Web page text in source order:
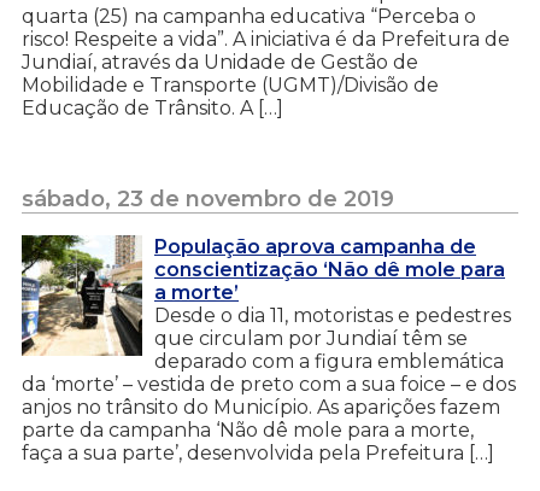
quarta (25) na campanha educativa “Perceba o
risco! Respeite a vida”. A iniciativa é da Prefeitura de
Jundiaí, através da Unidade de Gestão de
Mobilidade e Transporte (UGMT)/Divisão de
Educação de Trânsito. A […]
sábado, 23 de novembro de 2019
População aprova campanha de
conscientização ‘Não dê mole para
a morte’
Desde o dia 11, motoristas e pedestres
que circulam por Jundiaí têm se
deparado com a figura emblemática
da ‘morte’ – vestida de preto com a sua foice – e dos
anjos no trânsito do Município. As aparições fazem
parte da campanha ‘Não dê mole para a morte,
faça a sua parte’, desenvolvida pela Prefeitura […]